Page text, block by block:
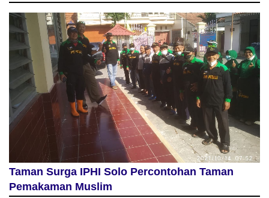
Taman Surga IPHI Solo Percontohan Taman
Pemakaman Muslim